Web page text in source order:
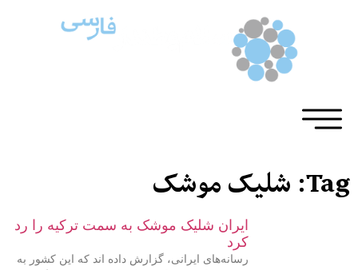
Tag: شلیک موشک
ایران شلیک موشک به سمت ترکیه را رد
کرد
رسانه‌های ایرانی، گزارش داده اند که این کشور به‌